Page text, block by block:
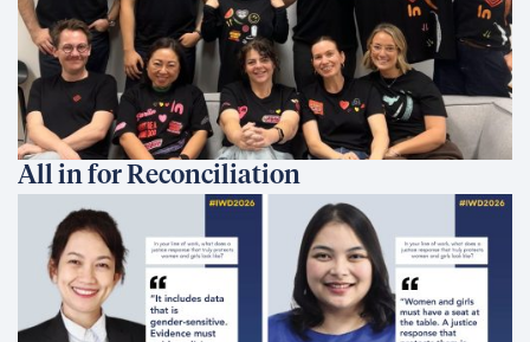
All in for Reconciliation